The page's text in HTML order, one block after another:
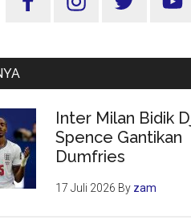
Inter Milan Bidik
Spence Gantikan
Dumfries
17 Juli 2026 By zam